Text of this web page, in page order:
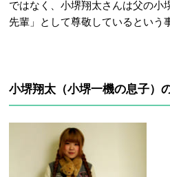
ではなく、小堺翔太さんは父の小
先輩」として尊敬しているという
小堺翔太（小堺一機の息子